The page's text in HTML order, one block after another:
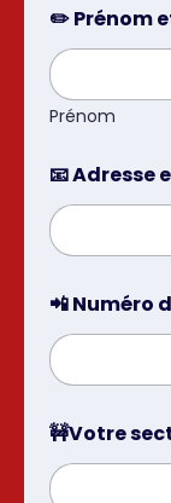
✏️ Prénom
Prénom
📧 Adresse
📲 Numéro
🚧Votre